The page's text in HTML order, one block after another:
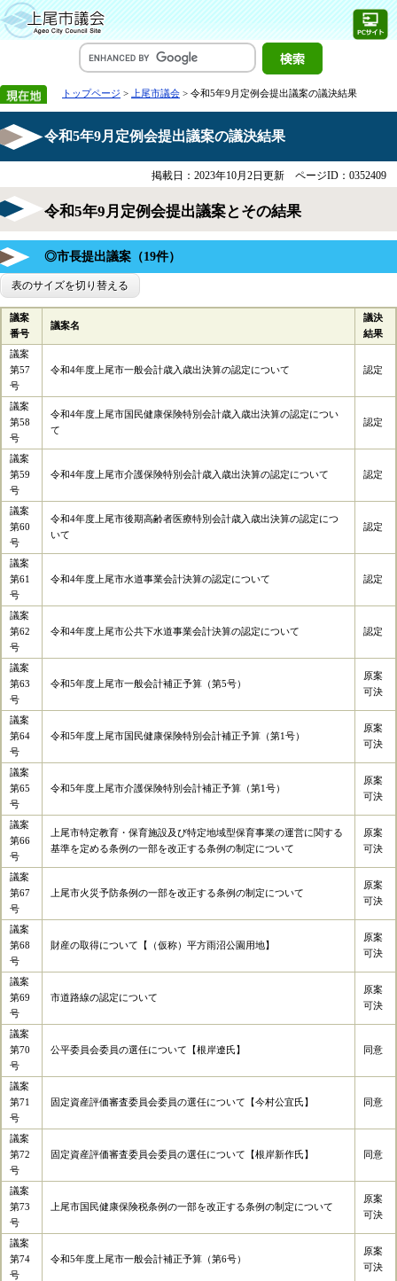
トップページ > 上尾市議会 > 令和5年9月定例会提出議案の議決結果
令和5年9月定例会提出議案の議決結果
掲載日：2023年10月2日更新 ページID：0352409
令和5年9月定例会提出議案とその結果
◎市長提出議案（19件）
表のサイズを切り替える
議案
番号
議案名
議決
結果
議案
第57
号
令和4年度上尾市一般会計歳入歳出決算の認定について 認定
議案
第58
号
令和4年度上尾市国民健康保険特別会計歳入歳出決算の認定につい
て
認定
議案
第59
号
令和4年度上尾市介護保険特別会計歳入歳出決算の認定について 認定
議案
第60
号
令和4年度上尾市後期高齢者医療特別会計歳入歳出決算の認定につ
いて
認定
議案
第61
号
令和4年度上尾市水道事業会計決算の認定について 認定
議案
第62
号
令和4年度上尾市公共下水道事業会計決算の認定について 認定
議案
第63
号
令和5年度上尾市一般会計補正予算（第5号）
原案
可決
議案
第64
号
令和5年度上尾市国民健康保険特別会計補正予算（第1号）
原案
可決
議案
第65
号
令和5年度上尾市介護保険特別会計補正予算（第1号）
原案
可決
議案
第66
号
上尾市特定教育・保育施設及び特定地域型保育事業の運営に関する
基準を定める条例の一部を改正する条例の制定について
原案
可決
議案
第67
号
上尾市火災予防条例の一部を改正する条例の制定について
原案
可決
議案
第68
号
財産の取得について【（仮称）平方雨沼公園用地】
原案
可決
議案
第69
号
市道路線の認定について
原案
可決
議案
第70
号
公平委員会委員の選任について【根岸遼氏】 同意
議案
第71
号
固定資産評価審査委員会委員の選任について【今村公宜氏】 同意
議案
第72
号
固定資産評価審査委員会委員の選任について【根岸新作氏】 同意
議案
第73
号
上尾市国民健康保険税条例の一部を改正する条例の制定について
原案
可決
議案
第74
号
令和5年度上尾市一般会計補正予算（第6号）
原案
可決